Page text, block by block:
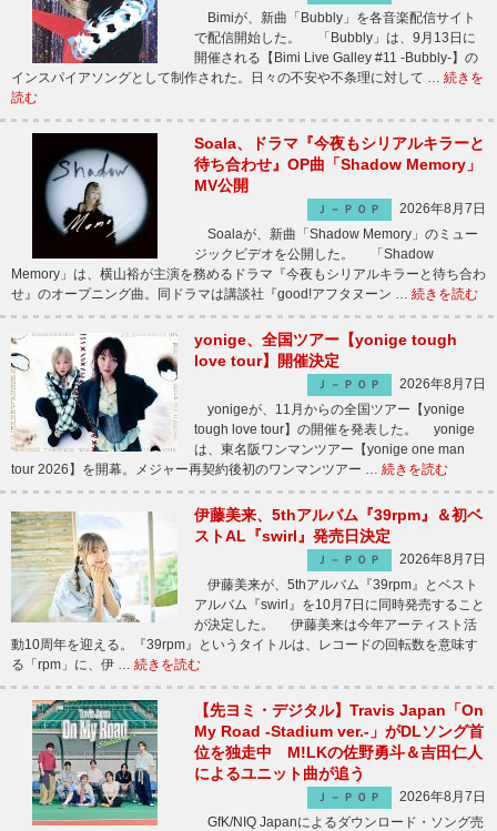
Bimiが、新曲「Bubbly」を各音楽配信サイト
で配信開始した。 「Bubbly」は、9月13日に
開催される【Bimi Live Galley #11 -Bubbly-】の
インスパイアソングとして制作された。日々の不安や不条理に対して … 続きを
読む
Soala、ドラマ『今夜もシリアルキラーと
待ち合わせ』OP曲「Shadow Memory」
MV公開
Ｊ－ＰＯＰ
2026年8月7日
Soalaが、新曲「Shadow Memory」のミュー
ジックビデオを公開した。 「Shadow
Memory」は、横山裕が主演を務めるドラマ『今夜もシリアルキラーと待ち合わ
せ』のオープニング曲。同ドラマは講談社『good!アフタヌーン … 続きを読む
yonige、全国ツアー【yonige tough
love tour】開催決定
Ｊ－ＰＯＰ
2026年8月7日
yonigeが、11月からの全国ツアー【yonige
tough love tour】の開催を発表した。 yonige
は、東名阪ワンマンツアー【yonige one man
tour 2026】を開幕。メジャー再契約後初のワンマンツアー … 続きを読む
伊藤美来、5thアルバム『39rpm』＆初ベ
ストAL『swirl』発売日決定
Ｊ－ＰＯＰ
2026年8月7日
伊藤美来が、5thアルバム『39rpm』とベスト
アルバム『swirl』を10月7日に同時発売すること
が決定した。 伊藤美来は今年アーティスト活
動10周年を迎える。『39rpm』というタイトルは、レコードの回転数を意味す
る「rpm」に、伊 … 続きを読む
【先ヨミ・デジタル】Travis Japan「On
My Road -Stadium ver.-」がDLソング首
位を独走中 M!LKの佐野勇斗＆吉田仁人
によるユニット曲が追う
Ｊ－ＰＯＰ
2026年8月7日
GfK/NIQ Japanによるダウンロード・ソング売